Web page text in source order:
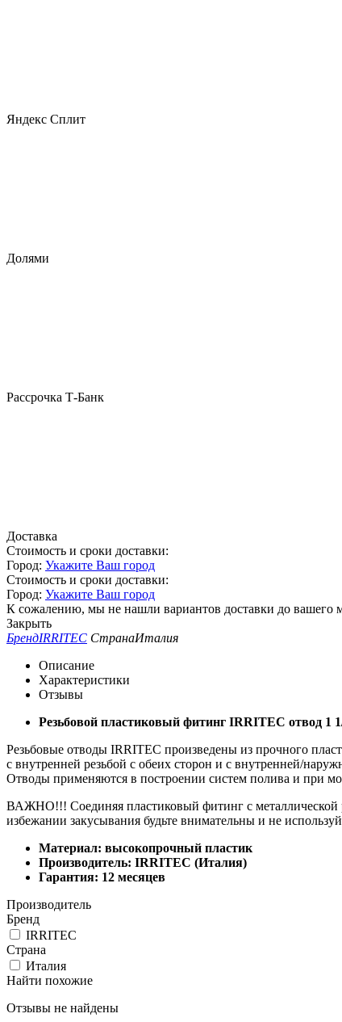
Яндекс Сплит
Долями
Рассрочка Т-Банк
Доставка
Стоимость и сроки доставки:
Город: Укажите Ваш город
Стоимость и сроки доставки:
Город: Укажите Ваш город
К сожалению, мы не нашли вариантов доставки до вашего
Закрыть
БрендIRRITEC СтранаИталия
Описание
Характеристики
Отзывы
Резьбовой пластиковый фитинг IRRITEC отвод 1
Резьбовые отводы IRRITEC произведены из прочного
с внутренней резьбой с обеих сторон и с внутренней/
Отводы применяются в построении систем полива и при
ВАЖНО!!! Соединяя пластиковый фитинг с металлической
избежании закусывания будьте внимательны и не
Материал: высокопрочный пластик
Производитель: IRRITEC (Италия)
Гарантия: 12 месяцев
Производитель
Бренд
IRRITEC
Страна
Италия
Найти похожие
Отзывы не найдены